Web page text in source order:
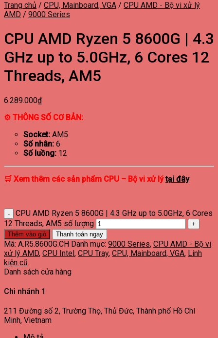
Trang chủ / CPU, Mainboard, VGA / CPU AMD - Bộ vi xử lý
AMD / 9000 Series
CPU AMD Ryzen 5 8600G | 4.3
GHz up to 5.0GHz, 6 Cores 12
Threads, AM5
6.289.000₫
⚙ THÔNG SỐ CƠ BẢN:
Socket: AM5
Số nhân: 6
Số luồng: 12
🛒 Xem thêm các sản phẩm CPU – Bộ vi xử lý tại đây
CPU AMD Ryzen 5 8600G | 4.3 GHz up to 5.0GHz, 6 Cores
12 Threads, AM5 số lượng
Thêm vào giỏ Thanh toán ngay
Mã: A.R5.8600G.CH Danh mục: 9000 Series, CPU AMD - Bộ vi
xử lý AMD, CPU Intel, CPU Tray, CPU, Mainboard, VGA, Linh
kiện cũ
Danh sách cửa hàng
Chi nhánh 1
211 Đường số 2, Trường Thọ, Thủ Đức, Thành phố Hồ Chí
Minh, Vietnam